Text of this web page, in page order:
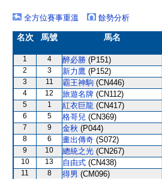
全方位賽事重溫
餘勢分析
名次 馬號 馬名
1 4 醉必勝 (P151)
2
3 新力鷹 (P152)
3
11 霸王神駒 (CN446)
4
12 旅遊名牌 (CN112)
5
1 紅衣巨龍 (CN417)
6
5 格哥兒 (CN369)
7
9 金秋 (P044)
8
6 畫出傳奇 (S072)
9
10 總統之光 (CN267)
10
13 自由式 (CN438)
11
8 得男 (CM096)